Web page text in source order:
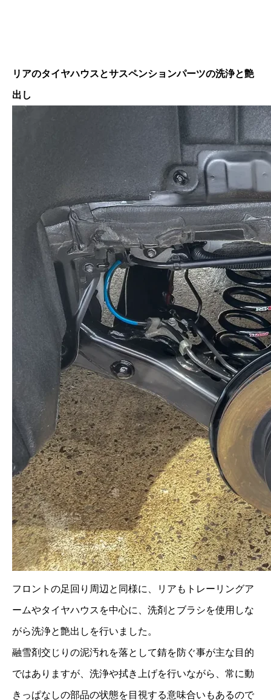
リアのタイヤハウスとサスペンションパーツの洗浄と艶
出し
フロントの足回り周辺と同様に、リアもトレーリングア
ームやタイヤハウスを中心に、洗剤とブラシを使用しな
がら洗浄と艶出しを行いました。
融雪剤交じりの泥汚れを落として錆を防ぐ事が主な目的
ではありますが、洗浄や拭き上げを行いながら、常に動
きっぱなしの部品の状態を目視する意味合いもあるので